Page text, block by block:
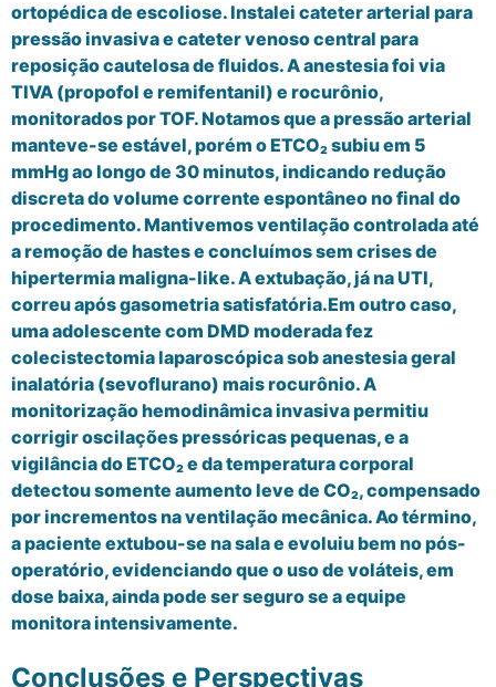
ortopédica de escoliose. Instalei cateter arterial para
pressão invasiva e cateter venoso central para
reposição cautelosa de fluidos. A anestesia foi via
TIVA (propofol e remifentanil) e rocurônio,
monitorados por TOF. Notamos que a pressão arterial
manteve-se estável, porém o ETCO₂ subiu em 5
mmHg ao longo de 30 minutos, indicando redução
discreta do volume corrente espontâneo no final do
procedimento. Mantivemos ventilação controlada até
a remoção de hastes e concluímos sem crises de
hipertermia maligna-like. A extubação, já na UTI,
correu após gasometria satisfatória.Em outro caso,
uma adolescente com DMD moderada fez
colecistectomia laparoscópica sob anestesia geral
inalatória (sevoflurano) mais rocurônio. A
monitorização hemodinâmica invasiva permitiu
corrigir oscilações pressóricas pequenas, e a
vigilância do ETCO₂ e da temperatura corporal
detectou somente aumento leve de CO₂, compensado
por incrementos na ventilação mecânica. Ao término,
a paciente extubou-se na sala e evoluiu bem no pós-
operatório, evidenciando que o uso de voláteis, em
dose baixa, ainda pode ser seguro se a equipe
monitora intensivamente.
Conclusões e Perspectivas